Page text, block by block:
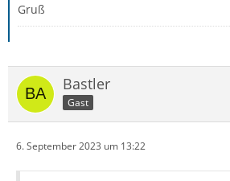
Lösung mehr.
Bekommt der Absender eine Bounce-
passiert, wenn der Absender MDN
Zitat von Jan88666
Gruß
Bastler
Gast
6. September 2023 um 13:22